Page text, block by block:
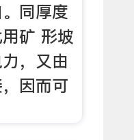
同厚度
矿 形坡
，又由
因而可